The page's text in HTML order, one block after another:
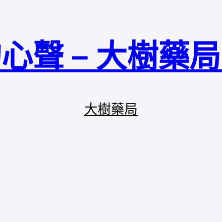
聲 – 大樹藥
大樹藥局